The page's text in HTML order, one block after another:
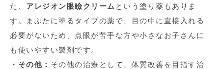
た、 アレジオン眼瞼クリーム という塗り薬もありま
す。まぶたに塗るタイプの薬で、目の中に直接入れる
必要がないため、点眼が苦手な方や小さなお子さんに
も使いやすい製剤です。
・その他： その他の治療として、体質改善を目指す治